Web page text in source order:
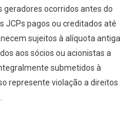
ocorridos antes do
JCPs pagos ou creditados até
sujeitos à alíquota antiga
aos sócios ou acionistas a
submetidos à
represente violação a direitos